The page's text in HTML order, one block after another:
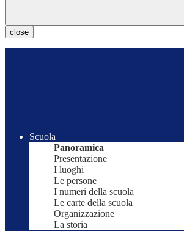
close
Scuola
Panoramica
Presentazione
I luoghi
Le persone
I numeri della scuola
Le carte della scuola
Organizzazione
La storia